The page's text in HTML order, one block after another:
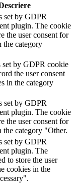
set by GDPR
plugin. The cookie
the user consent for
the category
set by GDPR cookie
the user consent
in the category
set by GDPR
plugin. The cookie
the user consent for
the category "Other.
set by GDPR
plugin. The
to store the user
cookies in the